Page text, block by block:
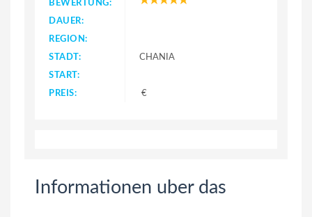
BEWERTUNG:
DAUER:
REGION:
STADT:
CHANIA
START:
PREIS:
€
Informationen uber das